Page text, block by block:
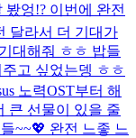
엉!? 이번에 완전
달라서 더 기대가
대해줘 ㅎㅎ 밥들
고 싶었는뎅 ㅎㅎ
노력OST부터 해
큰 선물이 있을 줄
~~💖 완전 느좋 느